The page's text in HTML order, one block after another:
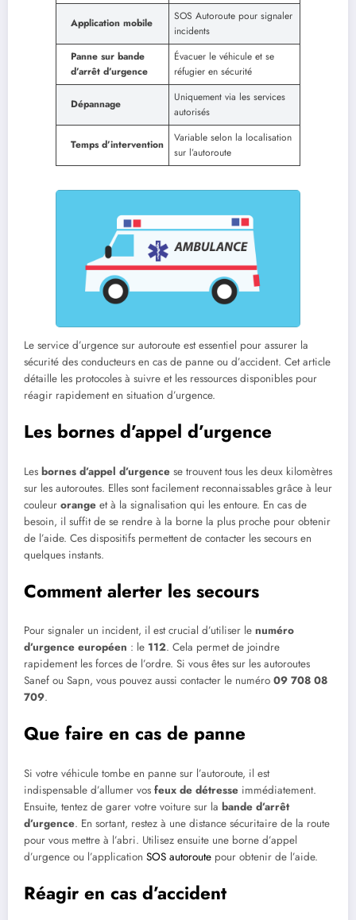
Application mobile
SOS Autoroute pour signaler
incidents
Panne sur bande
d’arrêt d’urgence
Évacuer le véhicule et se
réfugier en sécurité
Dépannage
Uniquement via les services
autorisés
Temps d’intervention
Variable selon la localisation
sur l’autoroute
Le service d’urgence sur autoroute est essentiel pour assurer la
sécurité des conducteurs en cas de panne ou d’accident. Cet article
détaille les protocoles à suivre et les ressources disponibles pour
réagir rapidement en situation d’urgence.
Les bornes d’appel d’urgence
Les bornes d’appel d’urgence se trouvent tous les deux kilomètres
sur les autoroutes. Elles sont facilement reconnaissables grâce à leur
couleur orange et à la signalisation qui les entoure. En cas de
besoin, il suffit de se rendre à la borne la plus proche pour obtenir
de l’aide. Ces dispositifs permettent de contacter les secours en
quelques instants.
Comment alerter les secours
Pour signaler un incident, il est crucial d’utiliser le numéro
d’urgence européen : le 112. Cela permet de joindre
rapidement les forces de l’ordre. Si vous êtes sur les autoroutes
Sanef ou Sapn, vous pouvez aussi contacter le numéro 09 708 08
709.
Que faire en cas de panne
Si votre véhicule tombe en panne sur l’autoroute, il est
indispensable d’allumer vos feux de détresse immédiatement.
Ensuite, tentez de garer votre voiture sur la bande d’arrêt
d’urgence. En sortant, restez à une distance sécuritaire de la route
pour vous mettre à l’abri. Utilisez ensuite une borne d’appel
d’urgence ou l’application SOS autoroute pour obtenir de l’aide.
Réagir en cas d’accident